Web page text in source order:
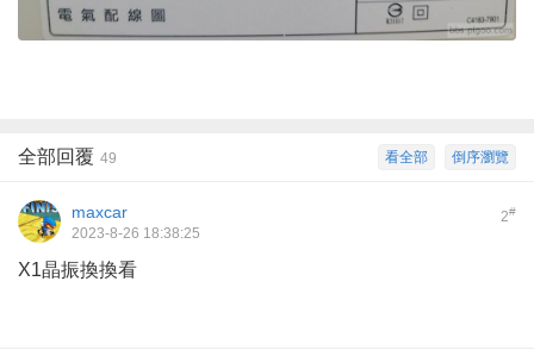
倒序瀏覽
看全部
全部回覆 49
2#
maxcar
2023-8-26 18:38:25
X1晶振換換看